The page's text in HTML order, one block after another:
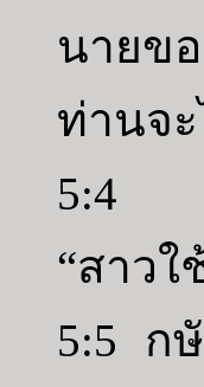
นายข
ท่านจะ
5:4 น
“สาว
5:5 ก